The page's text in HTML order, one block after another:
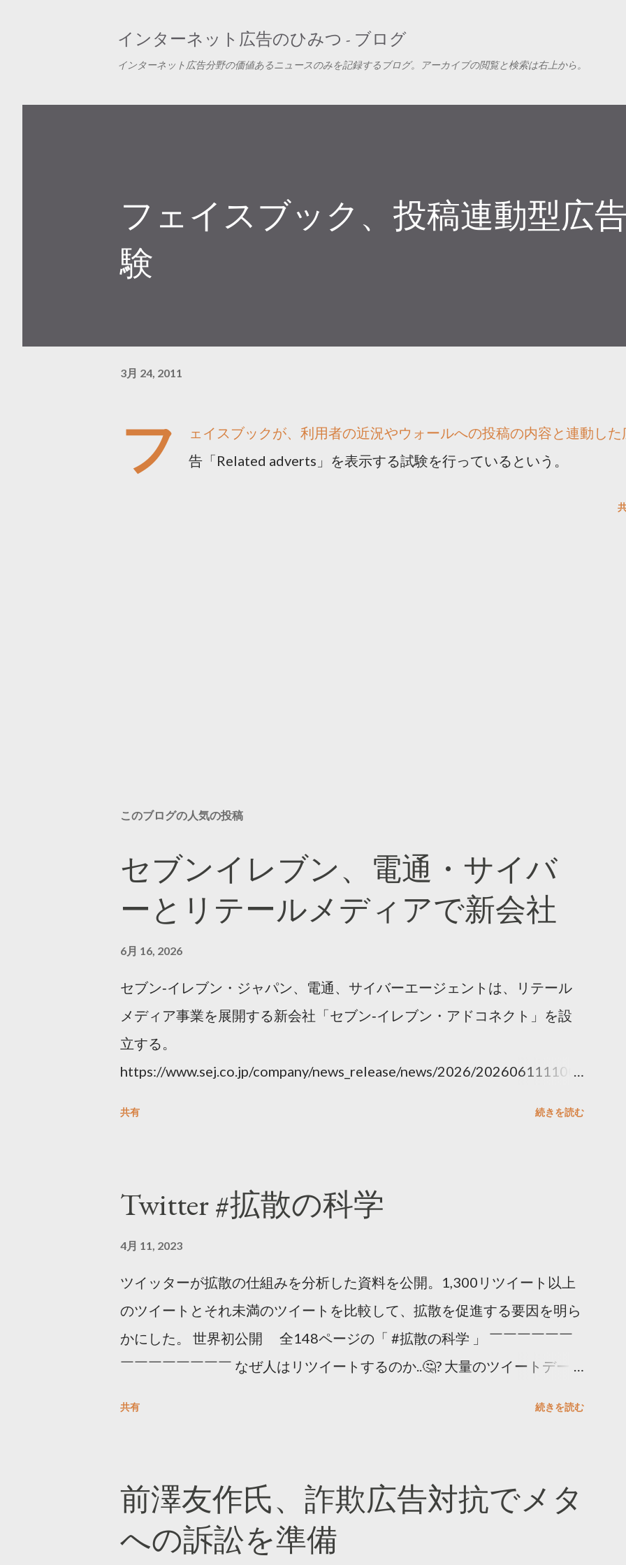
インターネット広告のひみつ - ブログ
インターネット広告分野の価値あるニュースのみを記録するブログ。アーカイブの閲覧と検索は右上から。
フェイスブック、投稿連動型広
験
3月 24, 2011
フ
ェイスブックが、利用者の近況やウォールへの投稿の内容と連動した
告「Related adverts」を表示する試験を行っているという。
このブログの人気の投稿
セブンイレブン、電通・サイバ
ーとリテールメディアで新会社
6月 16, 2026
セブン‐イレブン・ジャパン、電通、サイバーエージェントは、リテール
メディア事業を展開する新会社「セブン‐イレブン・アドコネクト」を設
立する。
https://www.sej.co.jp/company/news_release/news/2026/202606111100.
共有 続きを読む
Twitter #拡散の科学
4月 11, 2023
ツイッターが拡散の仕組みを分析した資料を公開。1,300リツイート以上
のツイートとそれ未満のツイートを比較して、拡散を促進する要因を明ら
かにした。 世界初公開 全148ページの「 #拡散の科学 」 ￣￣￣￣￣￣
￣￣￣￣￣￣￣￣ なぜ人はリツイートするのか..🤔? 大量のツイートデータ
https://marketing.twitter.com/ja/insights/kakusan
共有 続きを読む
前澤友作氏、詐欺広告対抗でメタ
への訴訟を準備